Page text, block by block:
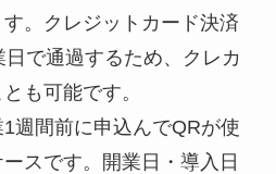
。クレジットカード決済
で通過するため、クレカ
も可能です。
週間前に申込んでQRが使
スです。開業日・導入日